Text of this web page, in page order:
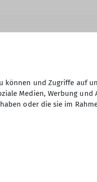
können und Zugriffe auf
Medien, Werbung und
oder die sie im